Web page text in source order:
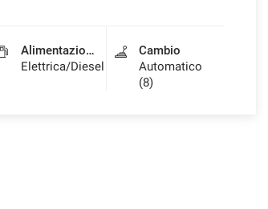
Alimentazione
Elettrica/Diesel
Cambio
Automatico
(8)